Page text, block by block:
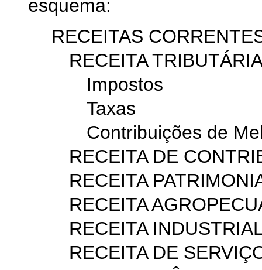
esquema:
RECEITAS
RECEITA
Impostos
Taxas
Contribuições de
RECEITA DE
RECEITA
RECEITA
RECEITA
RECEITA DE